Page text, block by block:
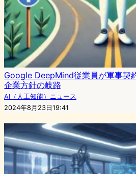
Google DeepMind従業員が軍事契
企業方針の岐路
AI（人工知能）ニュース
2024年8月23日19:41